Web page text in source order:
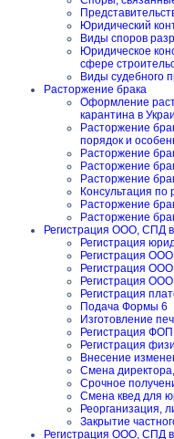
Юридический
Виды споров
Юридическое
сфере
Виды судебного
Расторжение брака
Оформление
карантина в
Расторжение
порядок и
Расторжение
Расторжение
Расторжение
Консультация по
Расторжение
Расторжение
Регистрация ООО, СПД в
Регистрация
Регистрация
Регистрация
Регистрация
Регистрация
Подача Формы 6
Изготовление
Регистрация ФОП
Регистрация
Внесение
Смена
Срочное
Смена квед для
Реорганизация,
Закрытие
Регистрация ООО, СПД